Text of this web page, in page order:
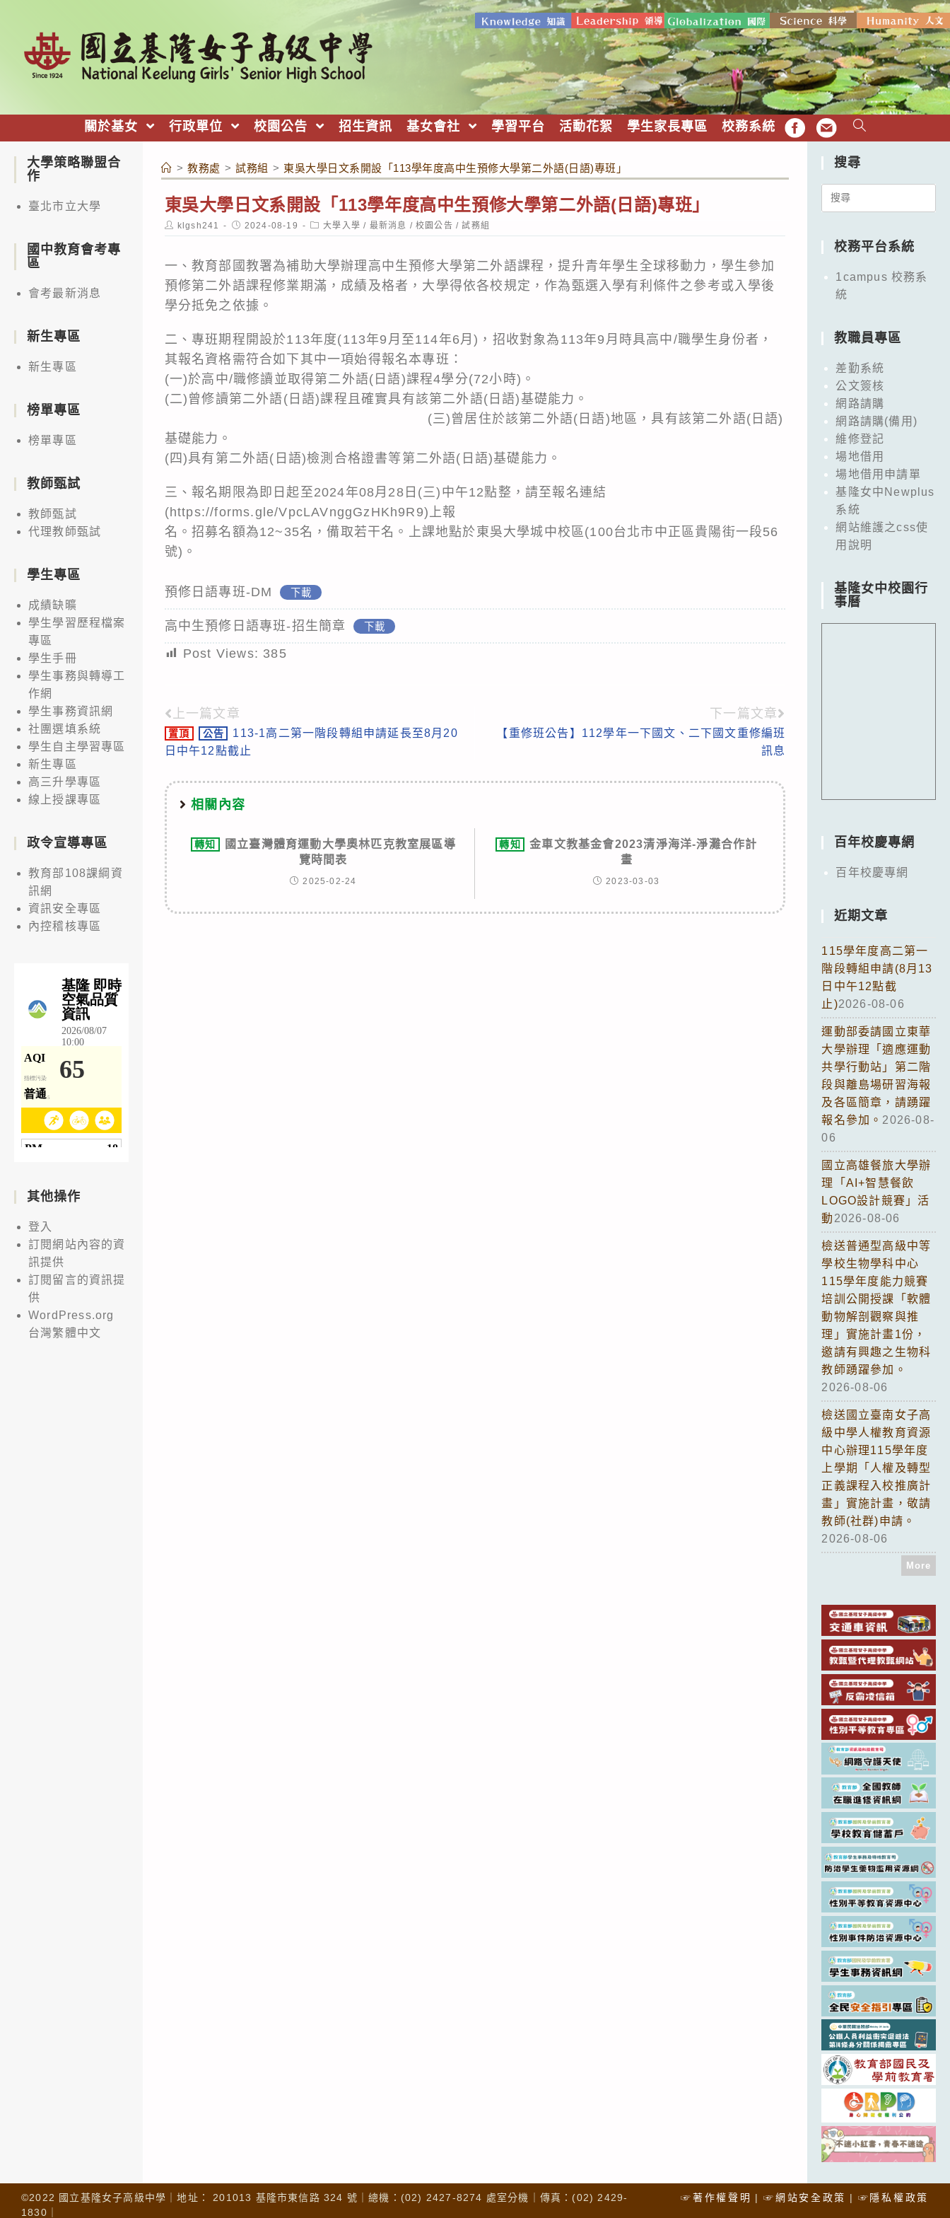
關於基女 行政單位 校園公告 招生資訊 基女會社 學習平台 活動花絮 學生家長專區 校務系統 FB EMAIL
> 教務處 > 試務組 > 東吳大學日文系開設「113學年度高中生預修大學第二外語(日語)專班」
東吳大學日文系開設「113學年度高中生預修大學第二外語(日語)專班」
Post
author:
klgsh241
Post
published:
2024-08-19
Post
category:
大學入學 / 最新消息 / 校園公告 / 試務組
一、教育部國教署為補助大學辦理高中生預修大學第二外語課程，提升青年學生全球移動力，學生參加
預修第二外語課程修業期滿，成績及格者，大學得依各校規定，作為甄選入學有利條件之參考或入學後
學分抵免之依據。
二、專班期程開設於113年度(113年9月至114年6月)，招收對象為113年9月時具高中/職學生身份者，
其報名資格需符合如下其中一項始得報名本專班：
(一)於高中/職修讀並取得第二外語(日語)課程4學分(72小時)。
(二)曾修讀第二外語(日語)課程且確實具有該第二外語(日語)基礎能力。
(三)曾居住於該第二外語(日語)地區，具有該第二外語(日語)
基礎能力。
(四)具有第二外語(日語)檢測合格證書等第二外語(日語)基礎能力。
三、報名期限為即日起至2024年08月28日(三)中午12點整，請至報名連結
(https://forms.gle/VpcLAVnggGzHKh9R9)上報
名。招募名額為12~35名，備取若干名。上課地點於東吳大學城中校區(100台北市中正區貴陽街一段56
號)。
預修日語專班-DM 下載
高中生預修日語專班-招生簡章 下載
Post Views: 385
Read
more
上一篇文章
置頂 公告
113-1高二第一階段轉組申請延長至8月20
日中午12點截止
下一篇文章
【重修班公告】112學年一下國文、二下國文重修編班
訊息
相關內容
轉知
國立臺灣體育運動大學奧林匹克教室展區導
覽時間表
2025-02-24
轉知
金車文教基金會2023清淨海洋-淨灘合作計
畫
2023-03-03
大學策略聯盟合
作
臺北市立大學
國中教育會考專
區
會考最新消息
新生專區
新生專區
榜單專區
榜單專區
教師甄試
教師甄試
代理教師甄試
學生專區
成績缺曠
學生學習歷程檔案
專區
學生手冊
學生事務與轉導工
作網
學生事務資訊網
社團選填系統
學生自主學習專區
新生專區
高三升學專區
線上授課專區
政令宣導專區
教育部108課綱資
訊網
資訊安全專區
內控稽核專區
其他操作
登入
訂閱網站內容的資
訊提供
訂閱留言的資訊提
供
WordPress.org
台灣繁體中文
搜尋
Search
校務平台系統
1campus 校務系
統
教職員專區
差勤系統
公文簽核
網路請購
網路請購(備用)
維修登記
場地借用
場地借用申請單
基隆女中Newplus
系統
網站維護之css使
用說明
基隆女中校園行
事曆
百年校慶專網
百年校慶專網
近期文章
115學年度高二第一
階段轉組申請(8月13
日中午12點截
止)2026-08-06
運動部委請國立東華
大學辦理「適應運動
共學行動站」第二階
段與離島場研習海報
及各區簡章，請踴躍
報名參加。 2026-08-
06
國立高雄餐旅大學辦
理「AI+智慧餐飲
LOGO設計競賽」活
動 2026-08-06
檢送普通型高級中等
學校生物學科中心
115學年度能力競賽
培訓公開授課「軟體
動物解剖觀察與推
理」實施計畫1份，
邀請有興趣之生物科
教師踴躍參加。
2026-08-06
檢送國立臺南女子高
級中學人權教育資源
中心辦理115學年度
上學期「人權及轉型
正義課程入校推廣計
畫」實施計畫，敬請
教師(社群)申請。
2026-08-06
More
☞著作權聲明 ☞網站安全政策 ☞隱私權政策
©2022 國立基隆女子高級中學｜地址： 201013 基隆市東信路 324 號｜總機：(02) 2427-8274 處室分機｜傳真：(02) 2429-
1830｜